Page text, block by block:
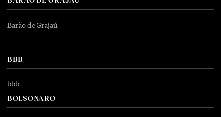
Barão de Grajaú
BBB
bbb
BOLSONARO